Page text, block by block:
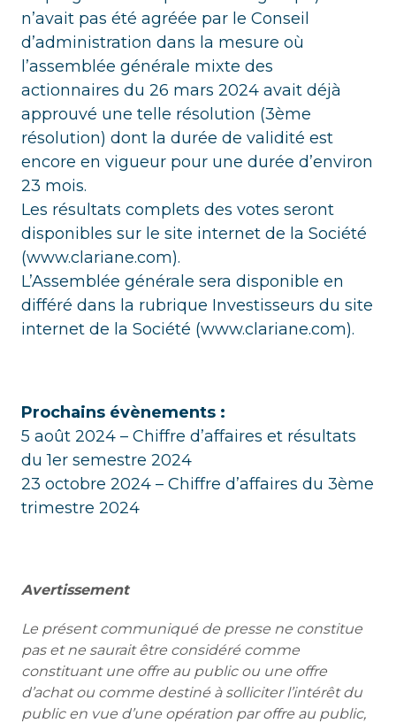
n’avait pas été agréée par le Conseil
d’administration dans la mesure où
l’assemblée générale mixte des
actionnaires du 26 mars 2024 avait déjà
approuvé une telle résolution (3ème
résolution) dont la durée de validité est
encore en vigueur pour une durée d’environ
23 mois.
Les résultats complets des votes seront
disponibles sur le site internet de la Société
(www.clariane.com).
L’Assemblée générale sera disponible en
différé dans la rubrique Investisseurs du site
internet de la Société (www.clariane.com).
Prochains évènements :
5 août 2024 – Chiffre d’affaires et résultats
du 1er semestre 2024
23 octobre 2024 – Chiffre d’affaires du 3ème
trimestre 2024
Avertissement
Le présent communiqué de presse ne constitue
pas et ne saurait être considéré comme
constituant une offre au public ou une offre
d’achat ou comme destiné à solliciter l’intérêt du
public en vue d’une opération par offre au public,